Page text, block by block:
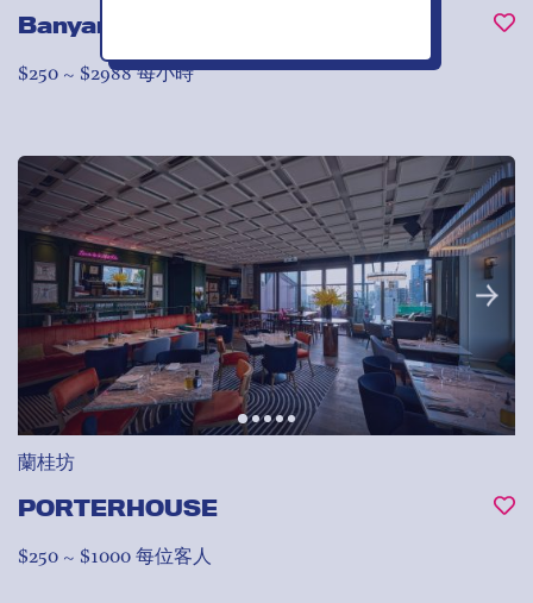
Banyan Workspace
$250 ~ $2988 每小時
蘭桂坊
PORTERHOUSE
$250 ~ $1000 每位客人